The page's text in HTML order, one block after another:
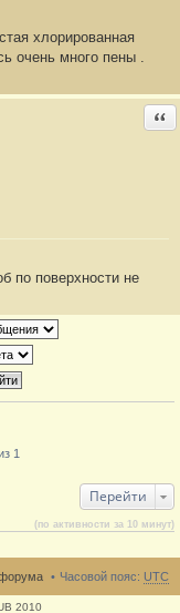
хлорированная
очень много пены .
по поверхности не
1
Перейти
(по активности за 10 минут)
Часовой пояс: UTC
2010